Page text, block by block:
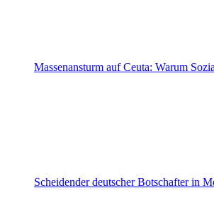
Massenansturm auf Ceuta: Warum
Scheidender deutscher Botschafter in